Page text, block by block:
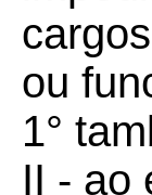
ou
1°
II - ao